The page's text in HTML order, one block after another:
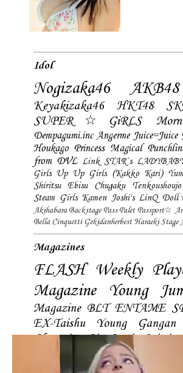
Idol
Nogizaka46 AKB48
Keyakizaka46 HKT48
SUPER☆GiRLS
Dempagumi.inc Angerme Juice=Juice
Houkago Princess Magical
from DVL Link STAR`s
Girls Up Up Girls (Kakko Kari)
Shiritsu Ebisu Chugaku
Steam Girls Kamen Joshi's LinQ
Akihabara Backstage Pass Palet Passport☆
Bella Cinquetti Gekidanherbest Haraeki Stage
Magazines
FLASH Weekly
Magazine
Young
Magazine BLT ENTAME
EX-Taishu
Young Gangan
Champion Big Comic Spirtis
Shonen Magazine BUBKA
Champion Manga Action